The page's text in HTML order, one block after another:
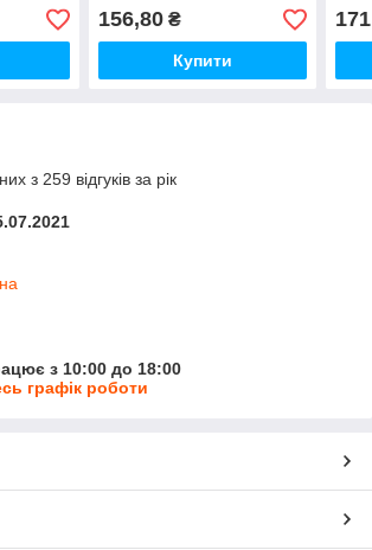
156,80₴
Купити
з 259 відгуків за рік
з 10:00 до 18:00
графік роботи